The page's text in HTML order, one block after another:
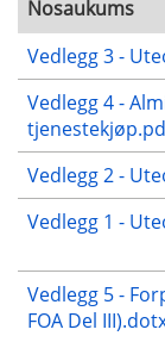
Nosaukums
Vedlegg 3 -
Vedlegg 4 -
Vedlegg 2 -
Vedlegg 1 -
Vedlegg 5 -
FOA Del